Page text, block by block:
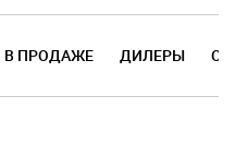
В ПРОДАЖЕ ДИЛЕРЫ